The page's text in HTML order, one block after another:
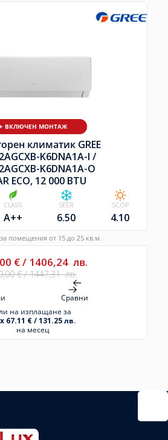
+ ВКЛЮЧЕН МОНТАЖ
климатик GREE
K6DNA1A-I /
K6DNA1A-O
ECO, 12 000 BTU
CLASS
A++
SEER
6.50
SCOP
4.10
помещения от 15 до 25 кв.м.
€/ 1406,24 лв.
€/1447,31лв.
Сравни
на изплащане за
67.11 € / 131.25 лв.
на месец